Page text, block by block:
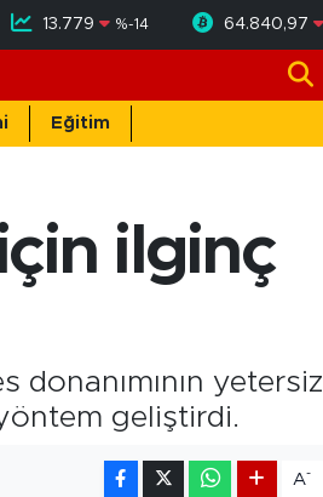
13.779 %-14 64.840,97
Eğitim
ilginç
yetersiz
geliştirdi.
A-